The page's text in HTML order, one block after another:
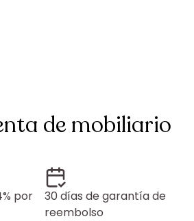
de mobiliario
por
30 días de garantía de
reembolso